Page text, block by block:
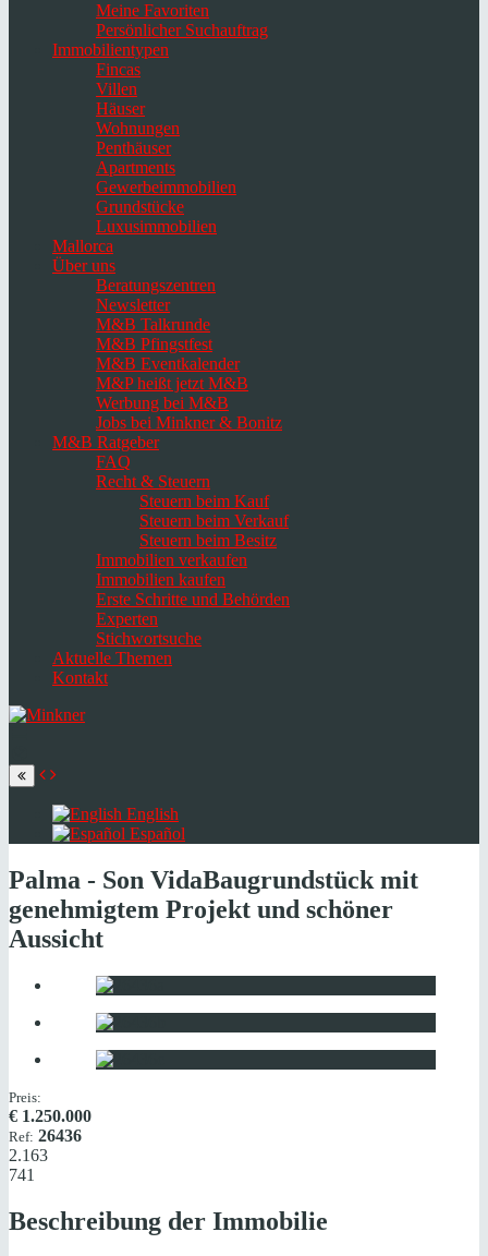
Meine Favoriten
Persönlicher Suchauftrag
Immobilientypen
Fincas
Villen
Häuser
Wohnungen
Penthäuser
Apartments
Gewerbeimmobilien
Grundstücke
Luxusimmobilien
Mallorca
Über uns
Beratungszentren
Newsletter
M&B Talkrunde
M&B Pfingstfest
M&B Eventkalender
M&P heißt jetzt M&B
Werbung bei M&B
Jobs bei Minkner & Bonitz
M&B Ratgeber
FAQ
Recht & Steuern
Steuern beim Kauf
Steuern beim Verkauf
Steuern beim Besitz
Immobilien verkaufen
Immobilien kaufen
Erste Schritte und Behörden
Experten
Stichwortsuche
Aktuelle Themen
Kontakt
language
English
Español
Palma - Son VidaBaugrundstück mit
genehmigtem Projekt und schöner
Aussicht
Preis:
€ 1.250.000
Ref: 26436
2.163
741
Beschreibung der Immobilie